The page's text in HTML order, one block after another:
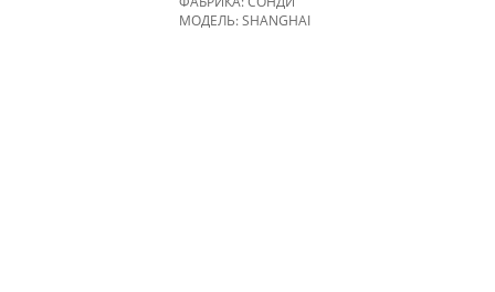
МОДЕЛЬ: SHANGHAI